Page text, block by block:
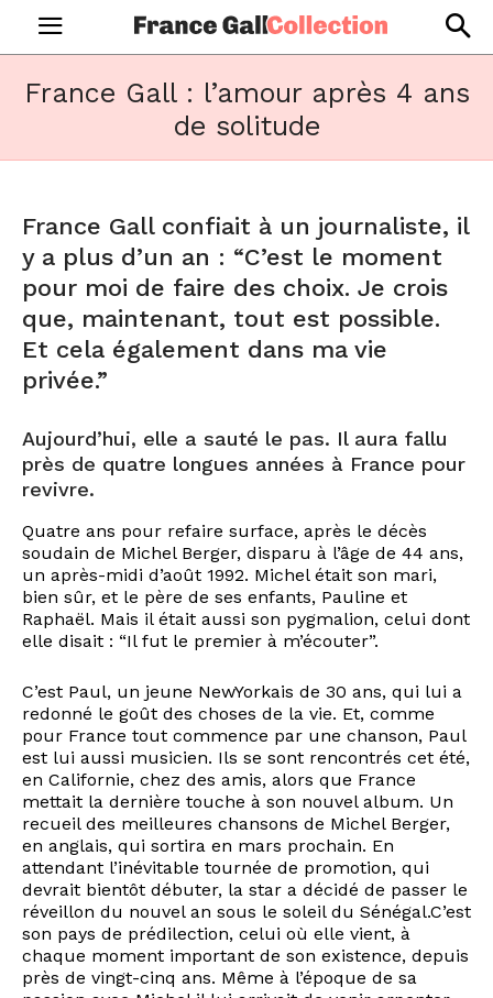
France Gall : l’amour après 4 ans
de solitude
France Gall confiait à un journaliste, il
y a plus d’un an : “C’est le moment
pour moi de faire des choix. Je crois
que, maintenant, tout est possible.
Et cela également dans ma vie
privée.”
Aujourd’hui, elle a sauté le pas. Il aura fallu
près de quatre longues années à France pour
revivre.
Quatre ans pour refaire surface, après le décès
soudain de Michel Berger, disparu à l’âge de 44 ans,
un après-midi d’août 1992. Michel était son mari,
bien sûr, et le père de ses enfants, Pauline et
Raphaël. Mais il était aussi son pygmalion, celui dont
elle disait : “Il fut le premier à m’écouter”.
C’est Paul, un jeune NewYorkais de 30 ans, qui lui a
redonné le goût des choses de la vie. Et, comme
pour France tout commence par une chanson, Paul
est lui aussi musicien. Ils se sont rencontrés cet été,
en Californie, chez des amis, alors que France
mettait la dernière touche à son nouvel album. Un
recueil des meilleures chansons de Michel Berger,
en anglais, qui sortira en mars prochain. En
attendant l’inévitable tournée de promotion, qui
devrait bientôt débuter, la star a décidé de passer le
réveillon du nouvel an sous le soleil du Sénégal.C’est
son pays de prédilection, celui où elle vient, à
chaque moment important de son existence, depuis
près de vingt-cinq ans. Même à l’époque de sa